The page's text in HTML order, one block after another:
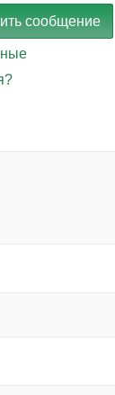
сообщение